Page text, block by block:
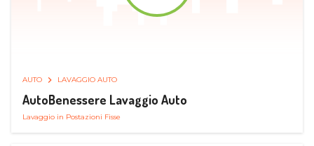
AUTO LAVAGGIO AUTO
AutoBenessere Lavaggio Auto
Lavaggio in Postazioni Fisse